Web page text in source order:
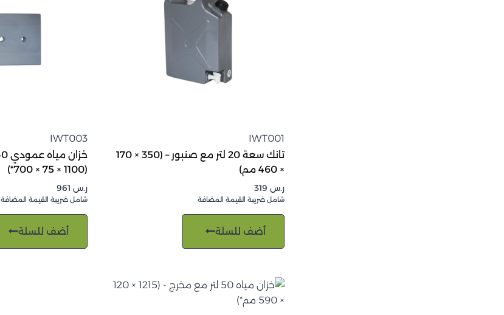
IWT001
تانك سعة 20 لتر مع صنبور – (350 × 170
× 460 مم)
ر.س319
شامل ضريبة القيمة المضافة
أضف للسلة
IWT003
(1100 × 75 × 700*)
ر.س961
شامل ضريبة القيمة المضافة
أضف للسلة